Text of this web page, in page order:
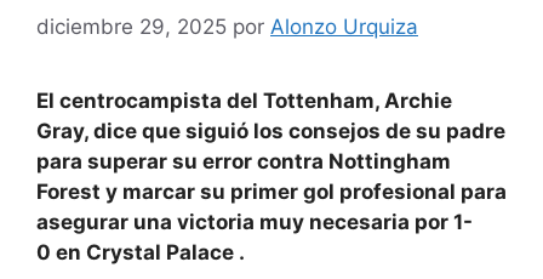
diciembre 29, 2025 por Alonzo Urquiza
El centrocampista del Tottenham, Archie
Gray, dice que siguió los consejos de su padre
para superar su error contra Nottingham
Forest y marcar su primer gol profesional para
asegurar una victoria muy necesaria por 1-
0 en Crystal Palace .